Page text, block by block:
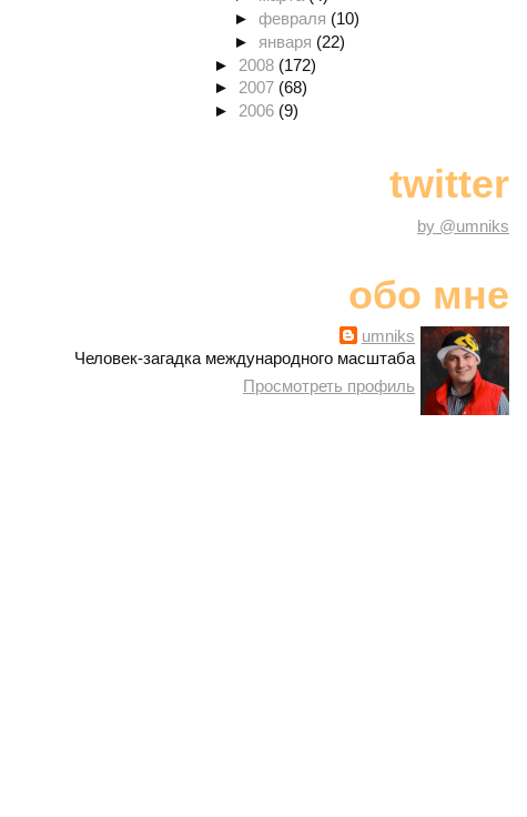
►февраля (10)
► января (22)
► 2008 (172)
►2007 (68)
► 2006 (9)
twitter
by @umniks
обо мне
umniks
Человек-загадка международного масштаба
Просмотреть профиль